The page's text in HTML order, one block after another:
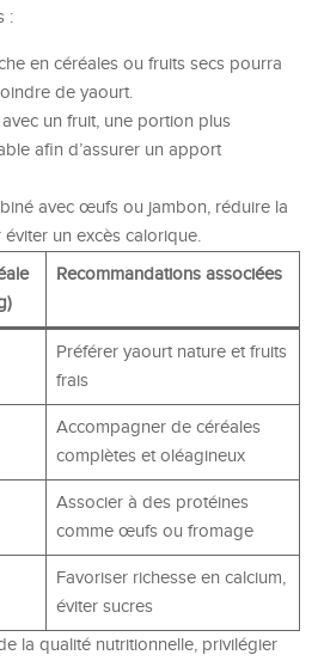
:
en céréales ou fruits secs pourra
de yaourt.
un fruit, une portion plus
afin d’assurer un apport
avec œufs ou jambon, réduire la
un excès calorique.
Recommandations associées
Préférer yaourt nature et fruits
frais
Accompagner de céréales
complètes et oléagineux
Associer à des protéines
comme œufs ou fromage
Favoriser richesse en calcium,
éviter sucres
la qualité nutritionnelle, privilégier